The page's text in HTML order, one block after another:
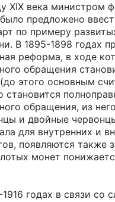
XIX века министром
предложено
по примеру
В 1895-1898 годах
реформа, в ходе
обращения
этого основным
становится
обращения, из
и двойные
для внутренних и
появляются также
монет
1916 годах в связи со